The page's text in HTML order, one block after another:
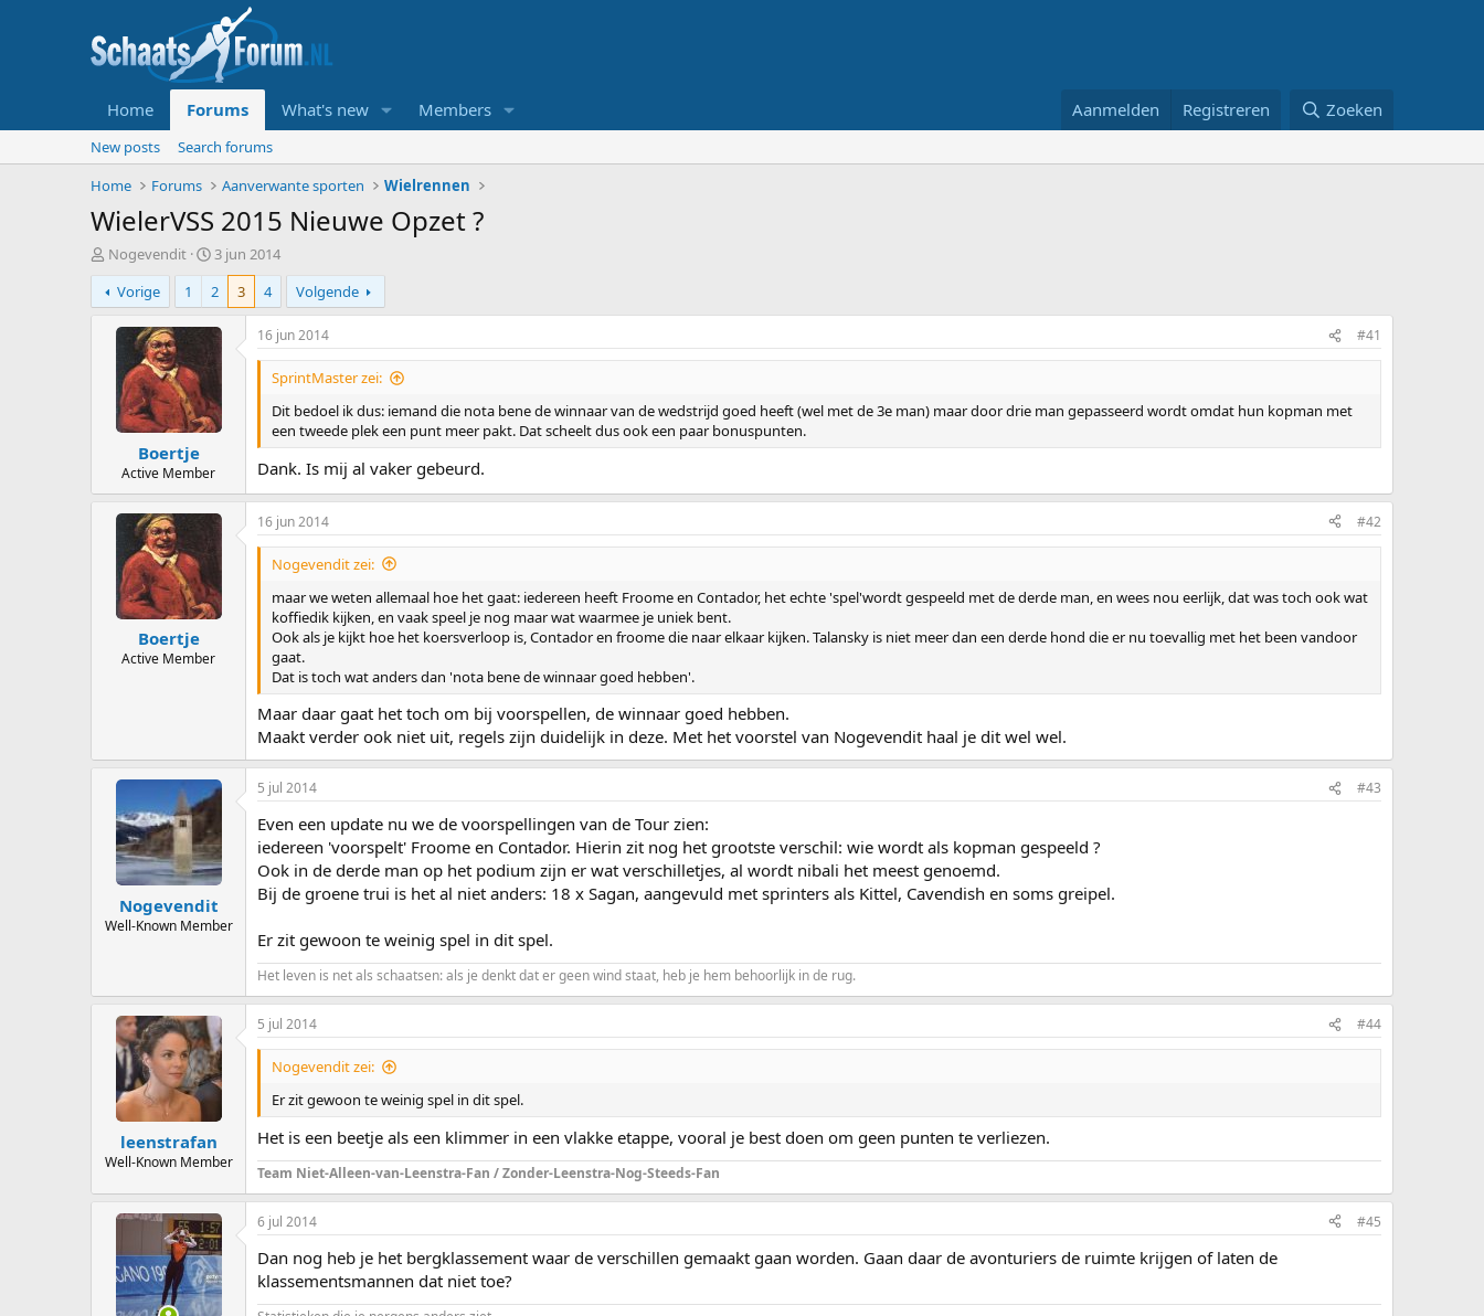
Home Forums What's new Members Aanmelden Registreren Zoeken
New posts
Search forums
Home
Forums Aanverwante sporten Wielrennen
WielerVSS 2015 Nieuwe Opzet ?
T
o
p
i
Nogevendit
S
t
a
r
t
u
m
3 jun 2014
Vorige
1 2 3 4 Volgende
Boertje
Active Member
16 jun 2014 #41
SprintMaster zei:
Dit bedoel ik dus: iemand die nota bene de winnaar van de wedstrijd goed heeft (wel met de 3e man) maar door drie man gepasseerd wordt omdat hun kopman met
een tweede plek een punt meer pakt. Dat scheelt dus ook een paar bonuspunten.
Dank. Is mij al vaker gebeurd.
Boertje
Active Member
16 jun 2014 #42
Nogevendit zei:
maar we weten allemaal hoe het gaat: iedereen heeft Froome en Contador, het echte 'spel'wordt gespeeld met de derde man, en wees nou eerlijk, dat was toch ook wat
koffiedik kijken, en vaak speel je nog maar wat waarmee je uniek bent.
Ook als je kijkt hoe het koersverloop is, Contador en froome die naar elkaar kijken. Talansky is niet meer dan een derde hond die er nu toevallig met het been vandoor
gaat.
Dat is toch wat anders dan 'nota bene de winnaar goed hebben'.
Maar daar gaat het toch om bij voorspellen, de winnaar goed hebben.
Maakt verder ook niet uit, regels zijn duidelijk in deze. Met het voorstel van Nogevendit haal je dit wel wel.
Nogevendit
Well-Known Member
5 jul 2014 #43
Even een update nu we de voorspellingen van de Tour zien:
iedereen 'voorspelt' Froome en Contador. Hierin zit nog het grootste verschil: wie wordt als kopman gespeeld ?
Ook in de derde man op het podium zijn er wat verschilletjes, al wordt nibali het meest genoemd.
Bij de groene trui is het al niet anders: 18 x Sagan, aangevuld met sprinters als Kittel, Cavendish en soms greipel.
Er zit gewoon te weinig spel in dit spel.
Het leven is net als schaatsen: als je denkt dat er geen wind staat, heb je hem behoorlijk in de rug.
leenstrafan
Well-Known Member
5 jul 2014 #44
Nogevendit zei:
Er zit gewoon te weinig spel in dit spel.
Het is een beetje als een klimmer in een vlakke etappe, vooral je best doen om geen punten te verliezen.
Team Niet-Alleen-van-Leenstra-Fan / Zonder-Leenstra-Nog-Steeds-Fan
6 jul 2014 #45
Dan nog heb je het bergklassement waar de verschillen gemaakt gaan worden. Gaan daar de avonturiers de ruimte krijgen of laten de
klassementsmannen dat niet toe?